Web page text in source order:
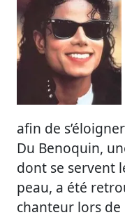
afin de
Du Benoquin,
dont se servent
peau, a été
chanteur lors